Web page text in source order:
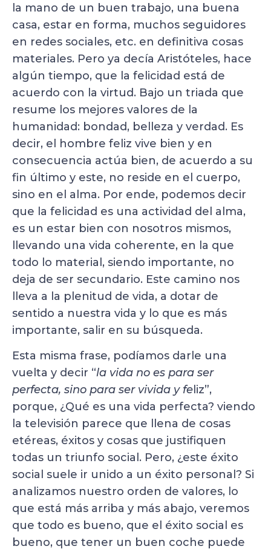
la mano de un buen trabajo, una buena
casa, estar en forma, muchos seguidores
en redes sociales, etc. en definitiva cosas
materiales. Pero ya decía Aristóteles, hace
algún tiempo, que la felicidad está de
acuerdo con la virtud. Bajo un triada que
resume los mejores valores de la
humanidad: bondad, belleza y verdad. Es
decir, el hombre feliz vive bien y en
consecuencia actúa bien, de acuerdo a su
fin último y este, no reside en el cuerpo,
sino en el alma. Por ende, podemos decir
que la felicidad es una actividad del alma,
es un estar bien con nosotros mismos,
llevando una vida coherente, en la que
todo lo material, siendo importante, no
deja de ser secundario. Este camino nos
lleva a la plenitud de vida, a dotar de
sentido a nuestra vida y lo que es más
importante, salir en su búsqueda.
Esta misma frase, podíamos darle una
vuelta y decir “la vida no es para ser
perfecta, sino para ser vivida y fe liz”,
porque, ¿Qué es una vida perfecta? viendo
la televisión parece que llena de cosas
etéreas, éxitos y cosas que justifiquen
todas un triunfo social. Pero, ¿este éxito
social suele ir unido a un éxito personal? Si
analizamos nuestro orden de valores, lo
que está más arriba y más abajo, veremos
que todo es bueno, que el éxito social es
bueno, que tener un buen coche puede